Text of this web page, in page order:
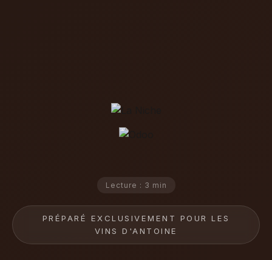
Lecture : 3 min
PRÉPARÉ EXCLUSIVEMENT POUR LES
VINS D'ANTOINE